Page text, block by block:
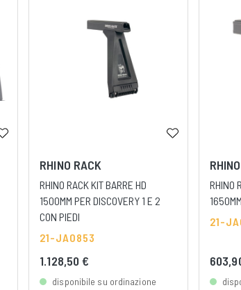
RHINO RACK
RHINO RACK KIT BARRE HD
1500MM PER DISCOVERY 1 E 2
CON PIEDI
21-JA0853
1.128,50 €
disponibile su ordinazione
RHINO
21-